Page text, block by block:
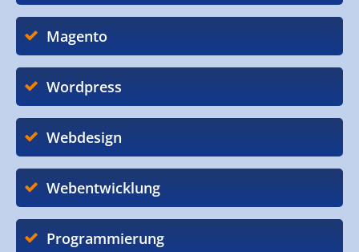
Magento
Wordpress
Webdesign
Webentwicklung
Programmierung